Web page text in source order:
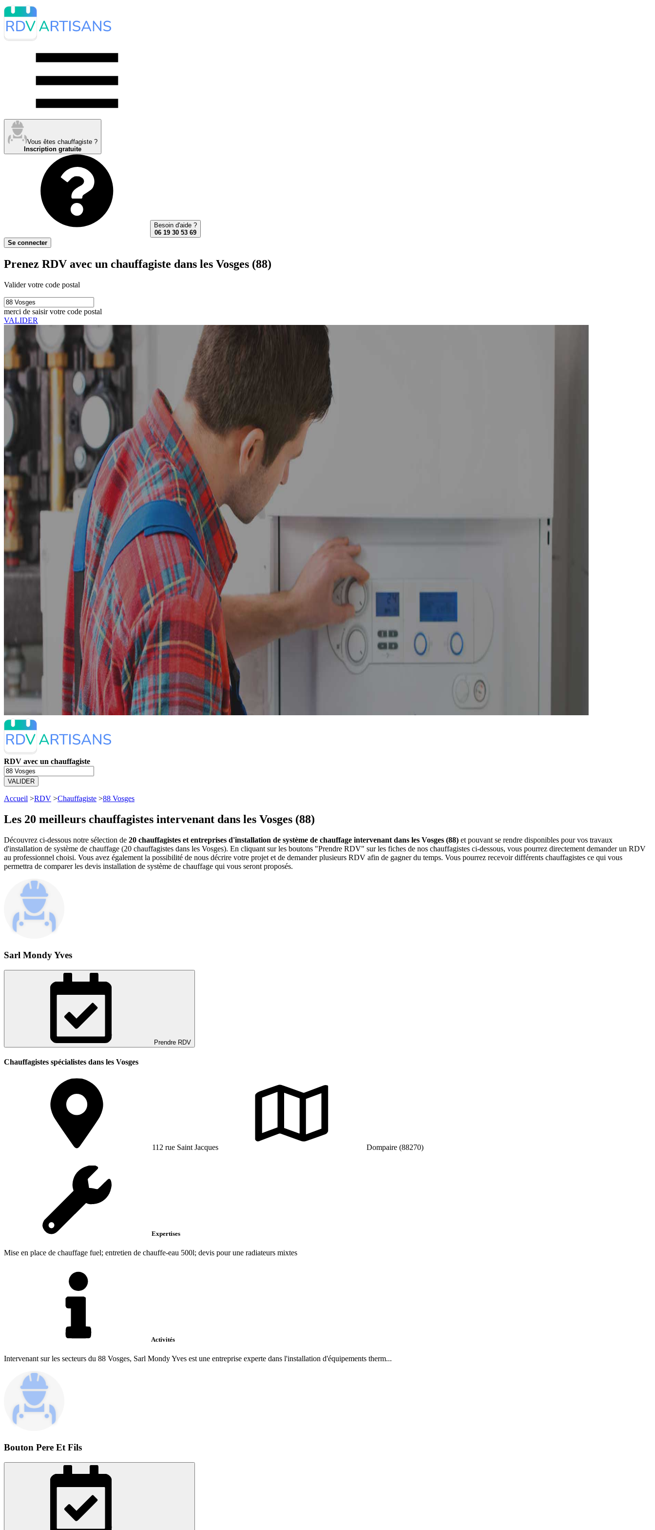
Vous êtes chauffagiste ?
Inscription gratuite
Besoin d'aide ?
06 19 30 53 69
Se connecter
Prenez RDV avec un chauffagiste dans les Vosges (88)
Valider votre code postal
merci de saisir votre code postal
VALIDER
RDV avec un chauffagiste
VALIDER
Accueil >RDV >Chauffagiste >88 Vosges
Les 20 meilleurs chauffagistes intervenant dans les Vosges (88)
Découvrez ci-dessous notre sélection de 20 chauffagistes et entreprises d'installation de système de chauffage intervenant dans les Vosges (88) et pouvant se rendre disponibles pour vos travaux
d'installation de système de chauffage (20 chauffagistes dans les Vosges). En cliquant sur les boutons "Prendre RDV" sur les fiches de nos chauffagistes ci-dessous, vous pourrez directement demander un RDV
au professionnel choisi. Vous avez également la possibilité de nous décrire votre projet et de demander plusieurs RDV afin de gagner du temps. Vous pourrez recevoir différents chauffagistes ce qui vous
permettra de comparer les devis installation de système de chauffage qui vous seront proposés.
Sarl Mondy Yves
Prendre RDV
Chauffagistes spécialistes dans les Vosges
112 rue Saint Jacques Dompaire (88270)
Expertises
Mise en place de chauffage fuel; entretien de chauffe-eau 500l; devis pour une radiateurs mixtes
Activités
Intervenant sur les secteurs du 88 Vosges, Sarl Mondy Yves est une entreprise experte dans l'installation d'équipements therm...
Bouton Pere Et Fils